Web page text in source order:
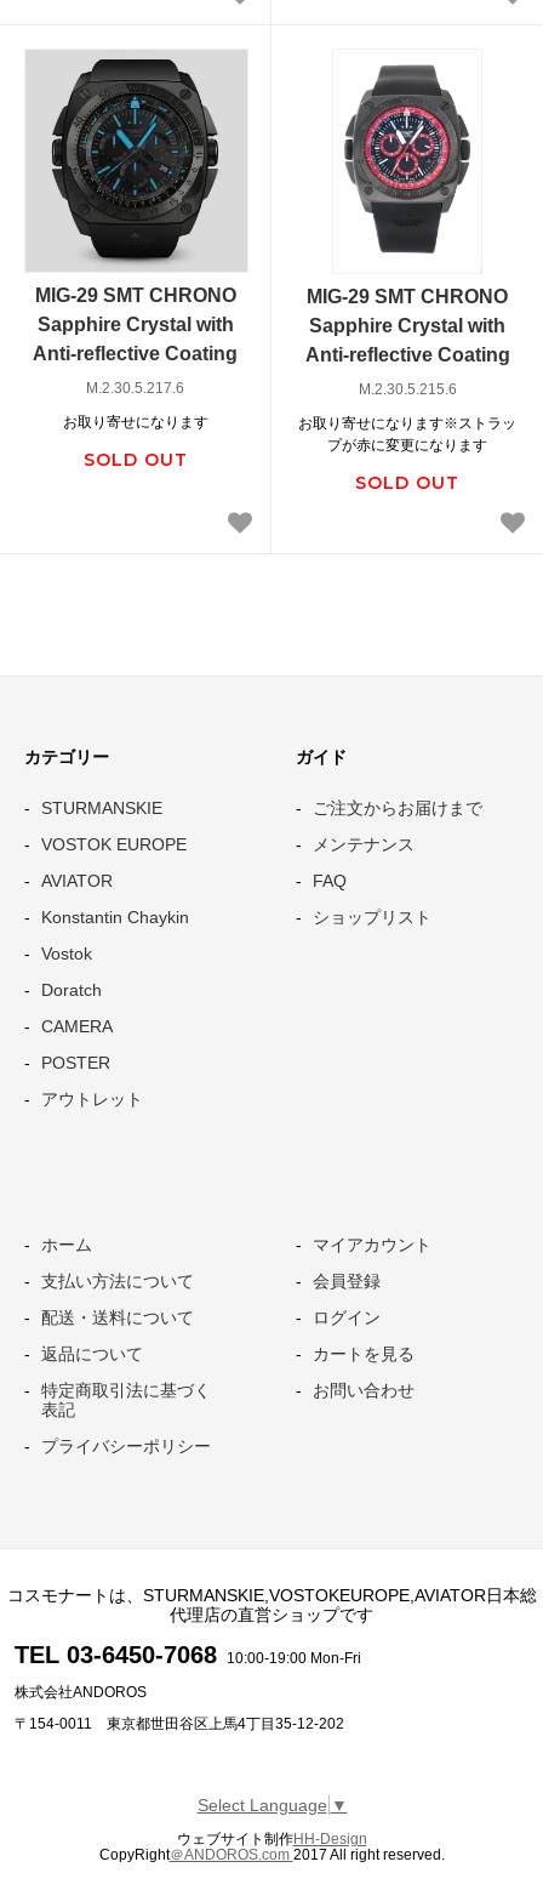
MIG-29 SMT CHRONO
Sapphire Crystal with
Anti-reflective Coating
M.2.30.5.217.6
お取り寄せになります
SOLD OUT
MIG-29 SMT CHRONO
Sapphire Crystal with
Anti-reflective Coating
M.2.30.5.215.6
お取り寄せになります※ストラッ
プが赤に変更になります
SOLD OUT
カテゴリー
STURMANSKIE
VOSTOK EUROPE
AVIATOR
Konstantin Chaykin
Vostok
Doratch
CAMERA
POSTER
アウトレット
ガイド
ご注文からお届けまで
メンテナンス
FAQ
ショップリスト
ホーム
支払い方法について
配送・送料について
返品について
特定商取引法に基づく
表記
プライバシーポリシー
マイアカウント
会員登録
ログイン
カートを見る
お問い合わせ
コスモナートは、STURMANSKIE,VOSTOKEUROPE,AVIATOR日本総
代理店の直営ショップです
TEL 03-6450-7068
10:00-19:00 Mon-Fri
株式会社ANDOROS
〒154-0011 東京都世田谷区上馬4丁目35-12-202
Select Language ▼
ウェブサイト制作HH-Design
CopyRight＠ANDOROS.com 2017 All right reserved.